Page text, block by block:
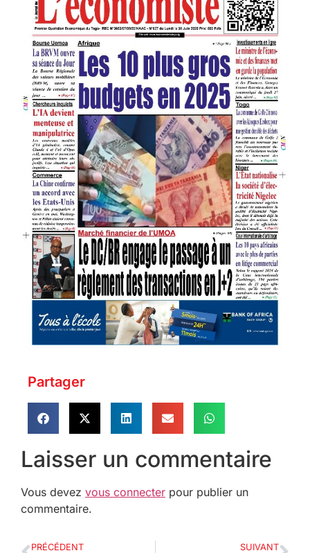
Partager
Laisser un commentaire
Vous devez vous connecter pour publier un
commentaire.
PRÉCÉDENT SUIVANT